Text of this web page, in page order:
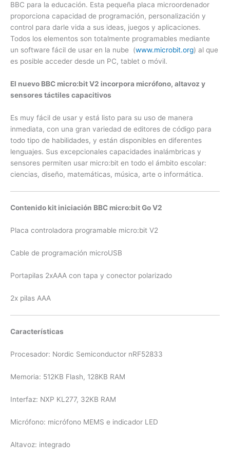
BBC para la educación. Esta pequeña placa microordenador
proporciona capacidad de programación, personalización y
control para darle vida a sus ideas, juegos y aplicaciones.
Todos los elementos son totalmente programables mediante
un software fácil de usar en la nube (www.microbit.org) al que
es posible acceder desde un PC, tablet o móvil.
El nuevo BBC micro:bit V2 incorpora micrófono, altavoz y
sensores táctiles capacitivos
Es muy fácil de usar y está listo para su uso de manera
inmediata, con una gran variedad de editores de código para
todo tipo de habilidades, y están disponibles en diferentes
lenguajes. Sus excepcionales capacidades inalámbricas y
sensores permiten usar micro:bit en todo el ámbito escolar:
ciencias, diseño, matemáticas, música, arte o informática.
Contenido kit iniciación BBC micro:bit Go V2
Placa controladora programable micro:bit V2
Cable de programación microUSB
Portapilas 2xAAA con tapa y conector polarizado
2x pilas AAA
Características
Procesador: Nordic Semiconductor nRF52833
Memoria: 512KB Flash, 128KB RAM
Interfaz: NXP KL277, 32KB RAM
Micrófono: micrófono MEMS e indicador LED
Altavoz: integrado